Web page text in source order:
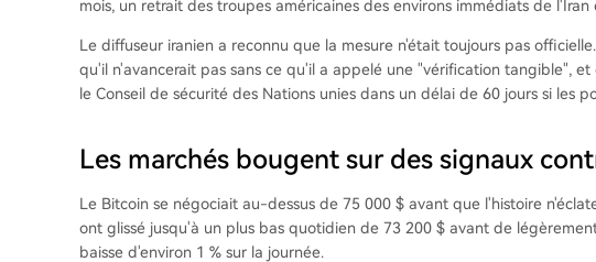
mois, un retrait des troupes américaines des environs immédiats de
Le diffuseur iranien a reconnu que la mesure n'était toujours pas
qu'il n'avancerait pas sans ce qu'il a appelé une "vérification tangible",
le Conseil de sécurité des Nations unies dans un délai de 60 jours si les
Les marchés bougent sur des signaux
Le Bitcoin se négociait au-dessus de 75 000 $ avant que l'histoire
ont glissé jusqu'à un plus bas quotidien de 73 200 $ avant de
baisse d'environ 1 % sur la journée.